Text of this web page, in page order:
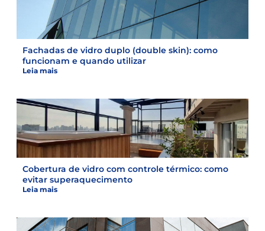
Fachadas de vidro duplo (double skin): como
funcionam e quando utilizar
Leia mais
Cobertura de vidro com controle térmico: como
evitar superaquecimento
Leia mais